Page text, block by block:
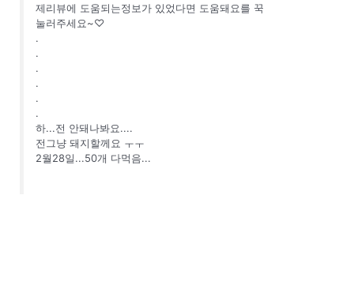
제리뷰에 도움되는정보가 있었다면 도움돼요를 꾹
눌러주세요~♡
.
.
.
.
.
.
하...전 안돼나봐요....
전그냥 돼지할께요 ㅜㅜ
2월28일...50개 다먹음...